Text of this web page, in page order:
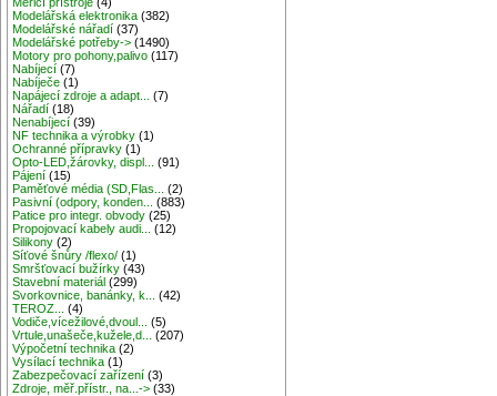
Modelářská elektronika (382)
Modelářské nářadí (37)
Modelářské potřeby-> (1490)
Motory pro pohony,palivo (117)
Nabíjecí (7)
Nabíječe (1)
Napájecí zdroje a adapt...
(7)
Nářadí (18)
Nenabíjecí (39)
NF technika a výrobky (1)
Ochranné přípravky (1)
Opto-LED,žárovky, displ...
(91)
Pájení (15)
Paměťové média (SD,Flas...
(2)
Pasivní (odpory, konden...
(883)
Patice pro integr. obvody (25)
Propojovací kabely audi...
(12)
Silikony (2)
Síťové šnůry /flexo/ (1)
Smršťovací bužírky (43)
Stavební materiál (299)
Svorkovnice, banánky, k...
(42)
TEROZ...
(4)
Vodiče,vícežilové,dvoul...
(5)
Vrtule,unašeče,kužele,d...
(207)
Výpočetní technika (2)
Vysílací technika (1)
Zabezpečovací zařízení (3)
Zdroje, měř.přístr., na...-> (33)